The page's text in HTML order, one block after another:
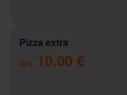
Pizza extra
Dès 10.00 €